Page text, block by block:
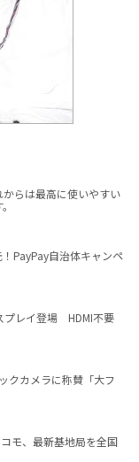
らは最高に使いやすい
PayPay自治体キャンペ
プレイ登場 HDMI不要
クカメラに称賛「大フ
モ、最新基地局を全国